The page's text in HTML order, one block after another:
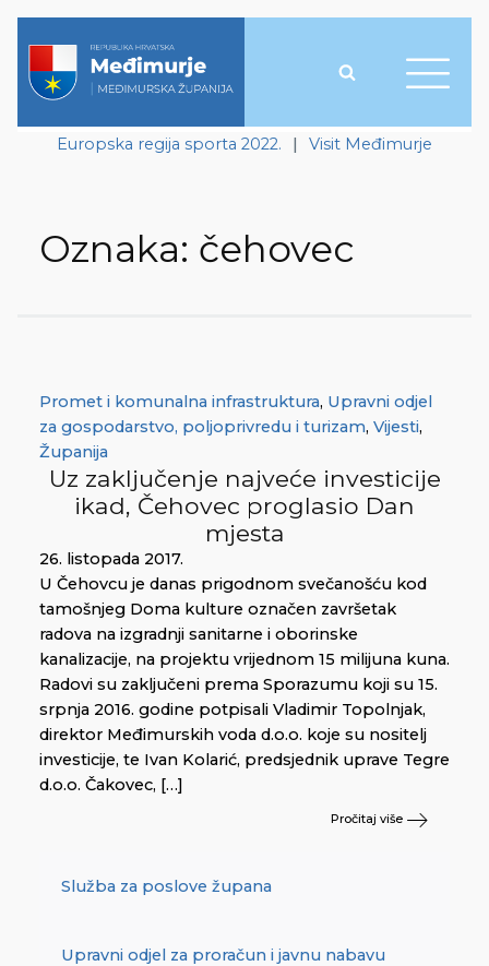
Europska regija sporta 2022. | Visit Međimurje
Oznaka: čehovec
Promet i komunalna infrastruktura, Upravni odjel
za gospodarstvo, poljoprivredu i turizam, Vijesti,
Županija
Uz zaključenje najveće investicije
ikad, Čehovec proglasio Dan
mjesta
26. listopada 2017.
U Čehovcu je danas prigodnom svečanošću kod
tamošnjeg Doma kulture označen završetak
radova na izgradnji sanitarne i oborinske
kanalizacije, na projektu vrijednom 15 milijuna kuna.
Radovi su zaključeni prema Sporazumu koji su 15.
srpnja 2016. godine potpisali Vladimir Topolnjak,
direktor Međimurskih voda d.o.o. koje su nositelj
investicije, te Ivan Kolarić, predsjednik uprave Tegre
d.o.o. Čakovec, […]
Pročitaj više
Služba za poslove župana
Upravni odjel za proračun i javnu nabavu